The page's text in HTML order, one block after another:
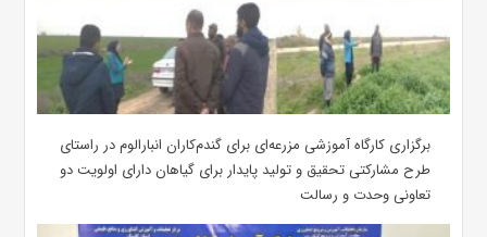
برگزاری کارگاه آموزشی مزرعه‌ای برای گندم‌کاران انبارالوم در راستای
طرح مشارکتی تحقیق و تولید پایدار برای گیاهان دارای اولویت دو
تعاونی وحدت و رسالت